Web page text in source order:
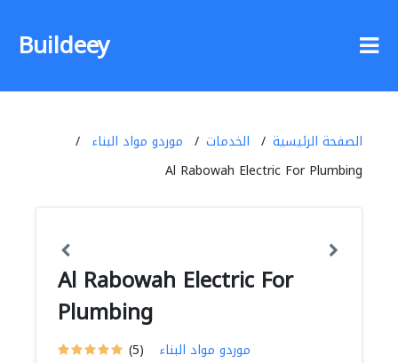
Buildeey
الصفحة الرئيسية الخدمات
موردو مواد البناء
Al Rabowah Electric For Plumbing
Al Rabowah Electric For
Plumbing
(5) موردو مواد البناء